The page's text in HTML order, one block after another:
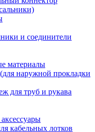
и соединители
материалы
наружной прокладки
для труб и рукава
кабельных лотков